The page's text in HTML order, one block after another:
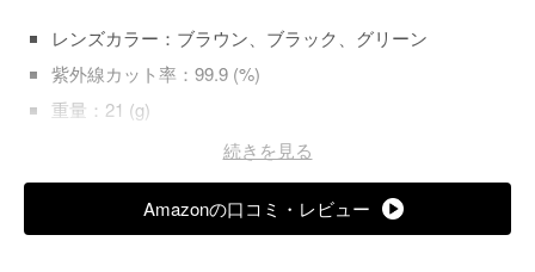
レンズカラー：ブラウン、ブラック、グリーン
紫外線カット率：99.9 (%)
重量：21 (g)
続きを見る
Amazonの口コミ・レビュー